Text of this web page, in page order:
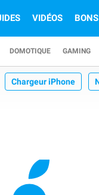
VIDÉOS
DOMOTIQUE GAMING
Chargeur iPhone